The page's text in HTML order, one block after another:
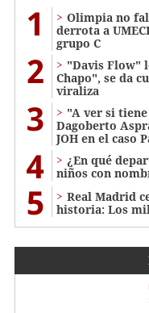
1
Olimpia no
derrota a
grupo C
2
"Davis Flow"
Chapo", se da
viraliza
3
"A ver si
Dagoberto
JOH en el caso
4
¿En qué
niños con
5
Real Madrid
historia: Los